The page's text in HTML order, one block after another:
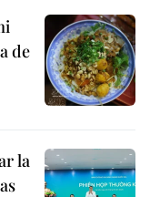
de
la